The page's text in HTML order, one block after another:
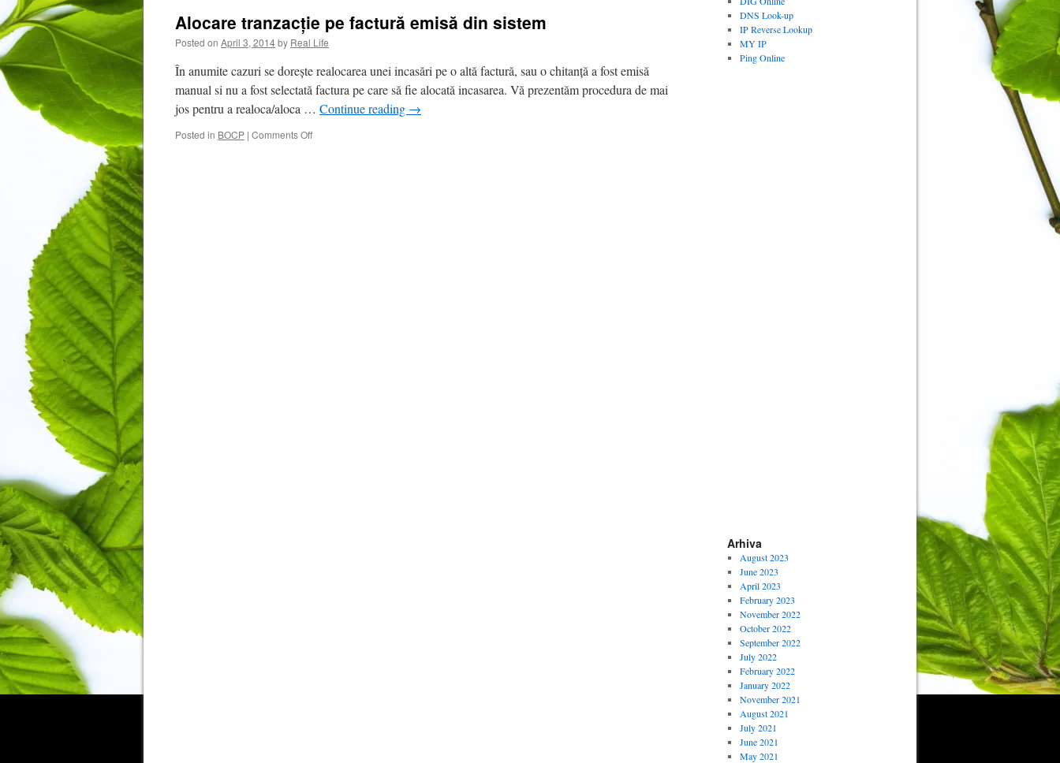
nou
producător
de
coacăz
Alocare tranzacție pe factură emisă din sistem
Posted on April 3, 2014by Real Life
În anumite cazuri se dorește realocarea unei incasări pe o altă factură, sau o chitanță a fost emisă
manual si nu a fost selectată factura pe care să fie alocată incasarea. Vă prezentăm procedura de mai
jos pentru a realoca/aloca … Continue reading →
Posted in BOCP | Comments Offon
DNS Look-up
IP Reverse Lookup
MY IP
Ping Online
Arhiva
August 2023
June 2023
April 2023
February 2023
November 2022
October 2022
September 2022
July 2022
February 2022
January 2022
November 2021
August 2021
July 2021
June 2021
May 2021